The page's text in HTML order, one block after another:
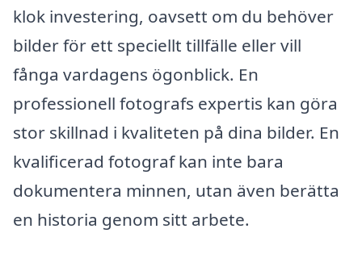
klok investering, oavsett om du behöver
bilder för ett speciellt tillfälle eller vill
fånga vardagens ögonblick. En
professionell fotografs expertis kan göra
stor skillnad i kvaliteten på dina bilder. En
kvalificerad fotograf kan inte bara
dokumentera minnen, utan även berätta
en historia genom sitt arbete.